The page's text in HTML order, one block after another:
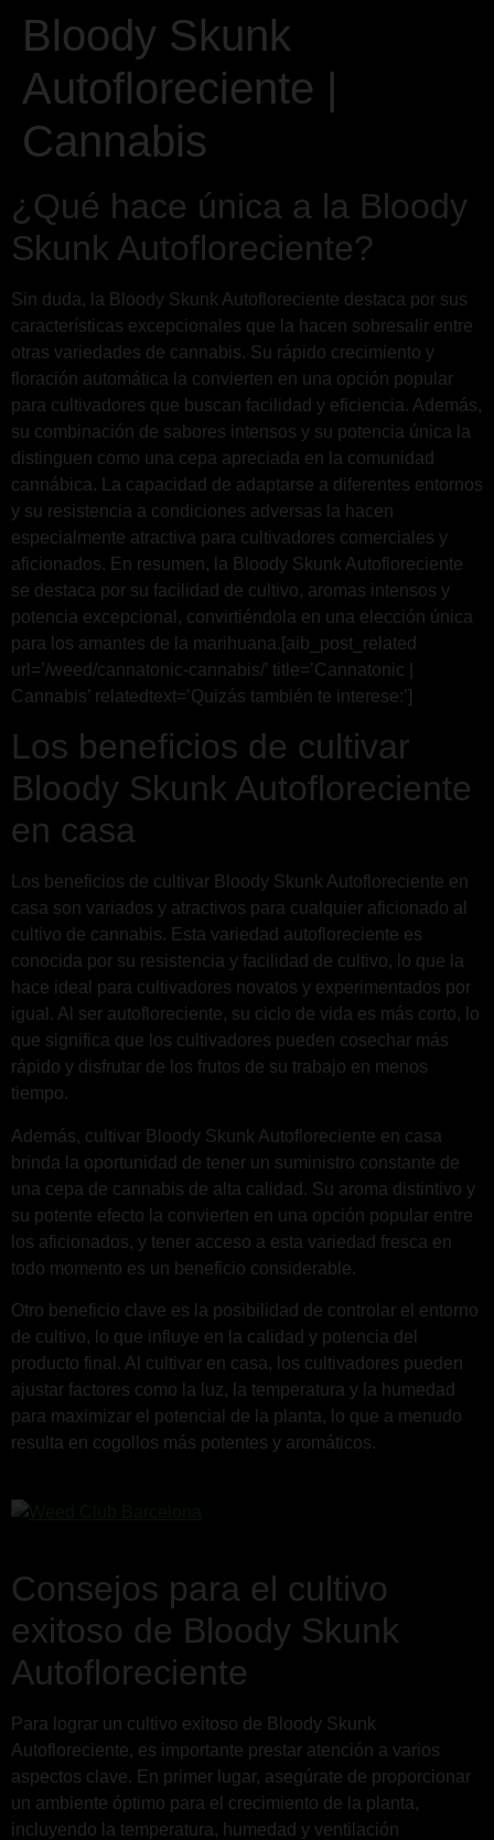
Bloody Skunk
Autofloreciente |
Cannabis
¿Qué hace única a la Bloody
Skunk Autofloreciente?
Sin duda, la Bloody Skunk Autofloreciente destaca por sus
características excepcionales que la hacen sobresalir entre
otras variedades de cannabis. Su rápido crecimiento y
floración automática la convierten en una opción popular
para cultivadores que buscan facilidad y eficiencia. Además,
su combinación de sabores intensos y su potencia única la
distinguen como una cepa apreciada en la comunidad
cannábica. La capacidad de adaptarse a diferentes entornos
y su resistencia a condiciones adversas la hacen
especialmente atractiva para cultivadores comerciales y
aficionados. En resumen, la Bloody Skunk Autofloreciente
se destaca por su facilidad de cultivo, aromas intensos y
potencia excepcional, convirtiéndola en una elección única
para los amantes de la marihuana.[aib_post_related
url=’/weed/cannatonic-cannabis/’ title=’Cannatonic |
Cannabis’ relatedtext=’Quizás también te interese:’]
Los beneficios de cultivar
Bloody Skunk Autofloreciente
en casa
Los beneficios de cultivar Bloody Skunk Autofloreciente en
casa son variados y atractivos para cualquier aficionado al
cultivo de cannabis. Esta variedad autofloreciente es
conocida por su resistencia y facilidad de cultivo, lo que la
hace ideal para cultivadores novatos y experimentados por
igual. Al ser autofloreciente, su ciclo de vida es más corto, lo
que significa que los cultivadores pueden cosechar más
rápido y disfrutar de los frutos de su trabajo en menos
tiempo.
Además, cultivar Bloody Skunk Autofloreciente en casa
brinda la oportunidad de tener un suministro constante de
una cepa de cannabis de alta calidad. Su aroma distintivo y
su potente efecto la convierten en una opción popular entre
los aficionados, y tener acceso a esta variedad fresca en
todo momento es un beneficio considerable.
Otro beneficio clave es la posibilidad de controlar el entorno
de cultivo, lo que influye en la calidad y potencia del
producto final. Al cultivar en casa, los cultivadores pueden
ajustar factores como la luz, la temperatura y la humedad
para maximizar el potencial de la planta, lo que a menudo
resulta en cogollos más potentes y aromáticos.
Consejos para el cultivo
exitoso de Bloody Skunk
Autofloreciente
Para lograr un cultivo exitoso de Bloody Skunk
Autofloreciente, es importante prestar atención a varios
aspectos clave. En primer lugar, asegúrate de proporcionar
un ambiente óptimo para el crecimiento de la planta,
incluyendo la temperatura, humedad y ventilación